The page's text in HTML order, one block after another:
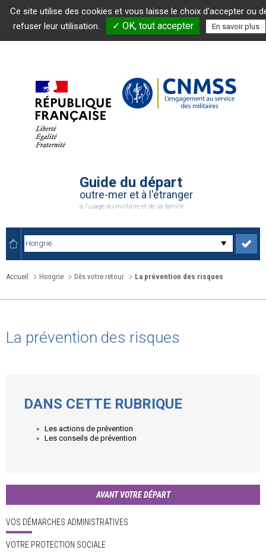
Guide du départ
outre-mer et à l'étranger
à l'usage du militaire et de sa famille
Accueil Hongrie Dès votre retour La prévention des risques
La prévention des risques
DANS CETTE RUBRIQUE
Les actions de prévention
Les conseils de prévention
AVANT VOTRE DÉPART
VOS DÉMARCHES ADMINISTRATIVES
VOTRE PROTECTION SOCIALE
Ce site utilise des cookies et vous laisse le choix d'accepter ou
refuser leur utilisation.
✓ OK, tout accepter En savoir plus